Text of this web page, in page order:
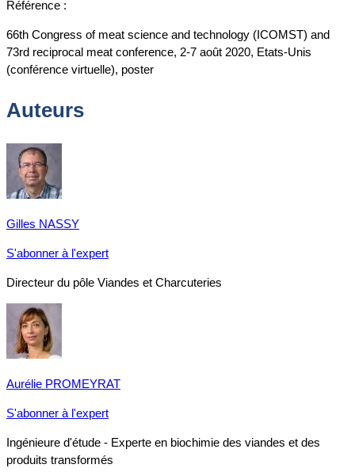
Référence :
66th Congress of meat science and technology (ICOMST) and
73rd reciprocal meat conference, 2-7 août 2020, Etats-Unis
(conférence virtuelle), poster
Auteurs
Gilles NASSY
S'abonner à l'expert
Directeur du pôle Viandes et Charcuteries
Aurélie PROMEYRAT
S'abonner à l'expert
Ingénieure d'étude - Experte en biochimie des viandes et des
produits transformés